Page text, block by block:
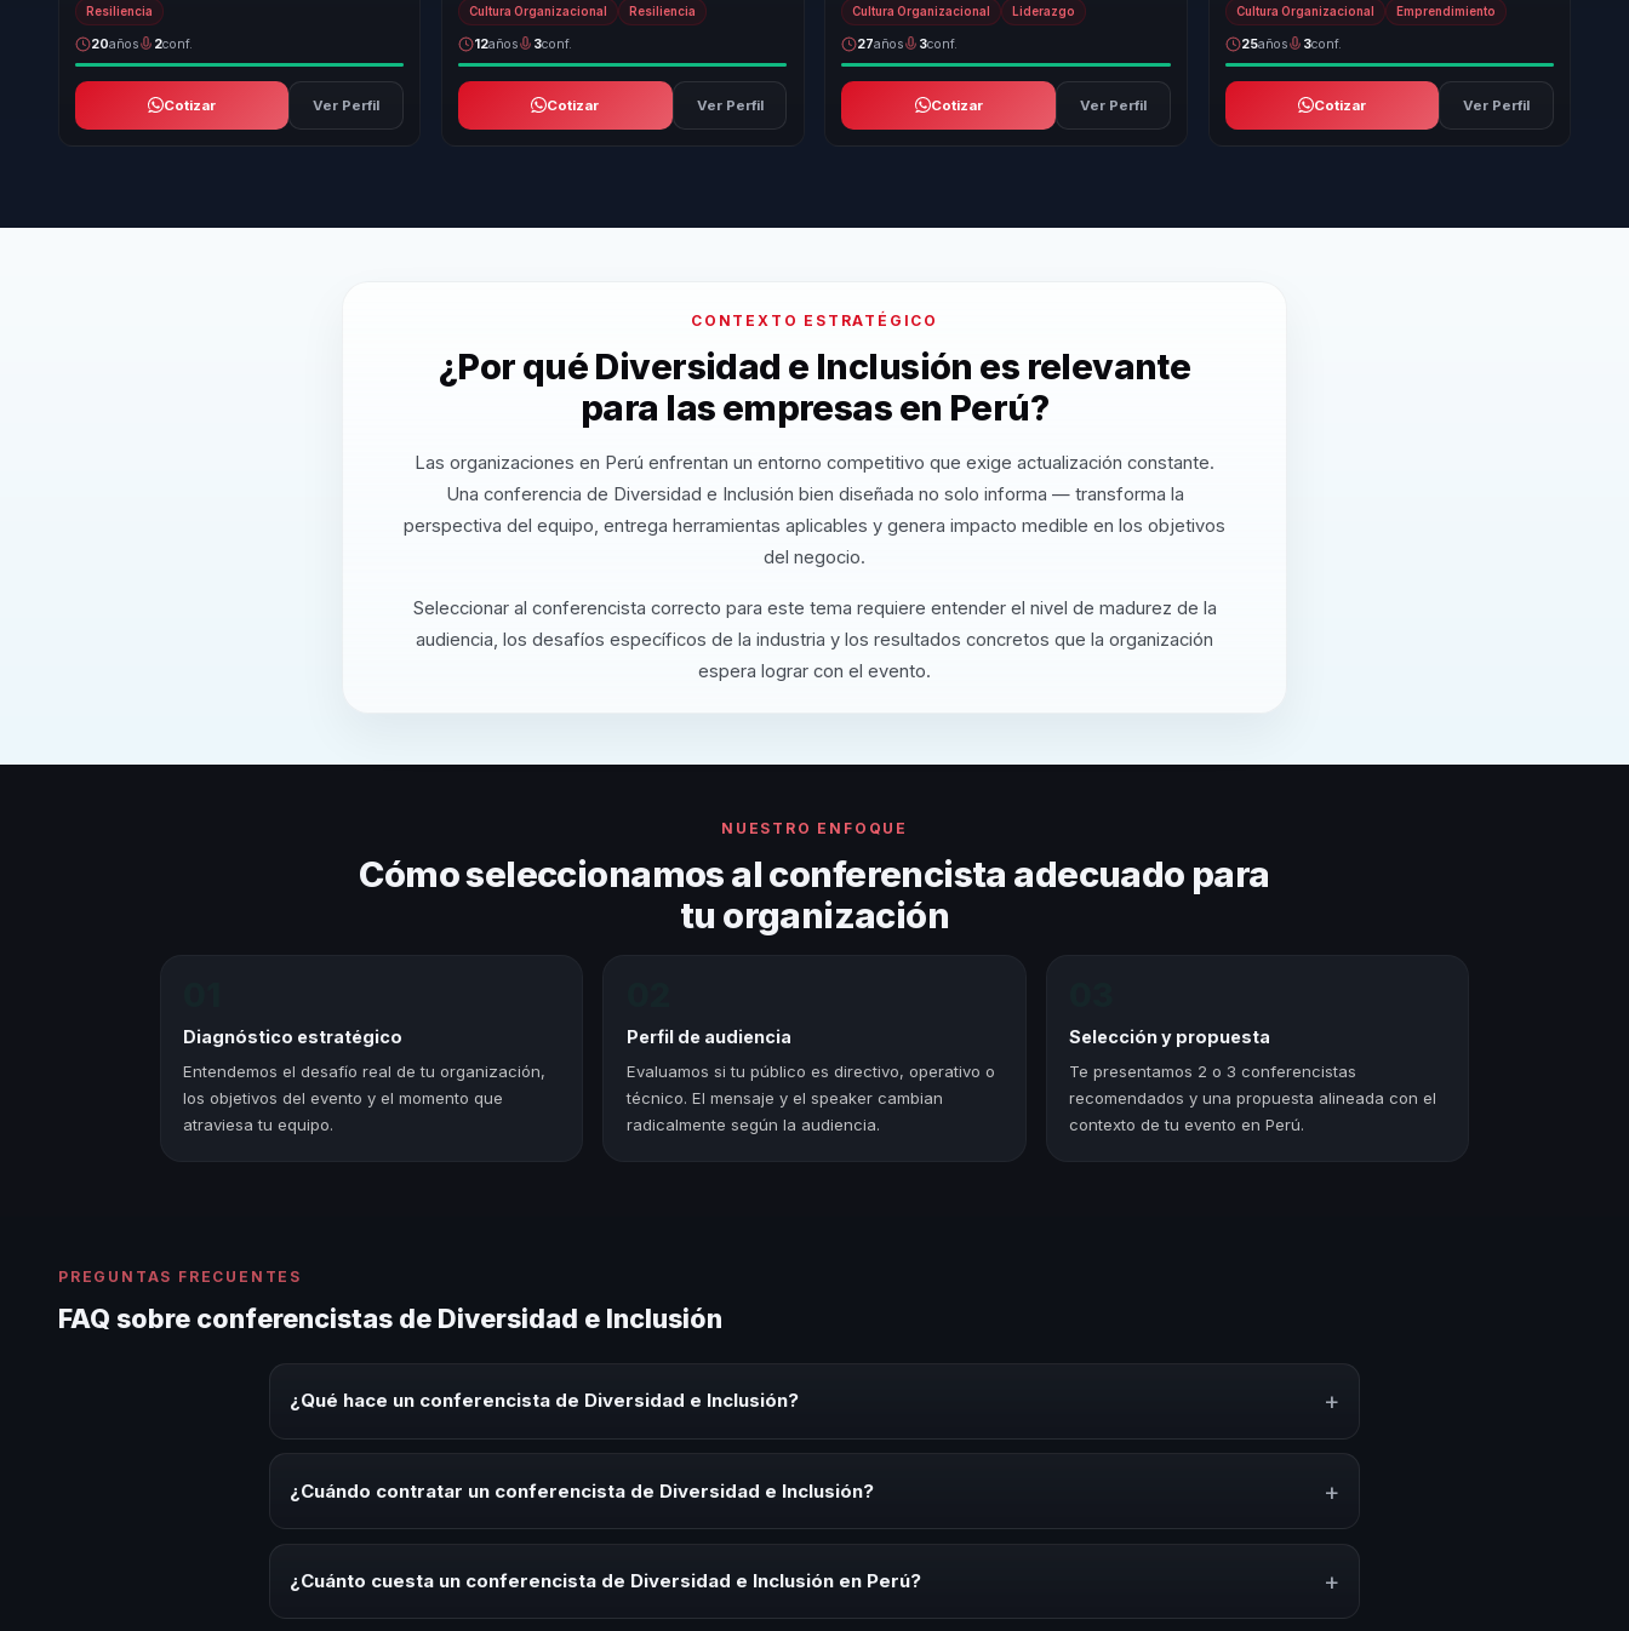
Resiliencia
20años 2conf.
Cotizar Ver Perfil
Cultura Organizacional Resiliencia
12años 3conf.
Cotizar Ver Perfil
Cultura Organizacional Liderazgo
27años 3conf.
Cotizar Ver Perfil
Cultura Organizacional Emprendimiento
25años 3conf.
Cotizar Ver Perfil
CONTEXTO ESTRATÉGICO
¿Por qué Diversidad e Inclusión es relevante
para las empresas en Perú?
Las organizaciones en Perú enfrentan un entorno competitivo que exige actualización constante.
Una conferencia de Diversidad e Inclusión bien diseñada no solo informa — transforma la
perspectiva del equipo, entrega herramientas aplicables y genera impacto medible en los objetivos
del negocio.
Seleccionar al conferencista correcto para este tema requiere entender el nivel de madurez de la
audiencia, los desafíos específicos de la industria y los resultados concretos que la organización
espera lograr con el evento.
NUESTRO ENFOQUE
Cómo seleccionamos al conferencista adecuado para
tu organización
Diagnóstico estratégico
Entendemos el desafío real de tu organización,
los objetivos del evento y el momento que
atraviesa tu equipo.
Perfil de audiencia
Evaluamos si tu público es directivo, operativo o
técnico. El mensaje y el speaker cambian
radicalmente según la audiencia.
Selección y propuesta
Te presentamos 2 o 3 conferencistas
recomendados y una propuesta alineada con el
contexto de tu evento en Perú.
PREGUNTAS FRECUENTES
FAQ sobre conferencistas de Diversidad e Inclusión
¿Qué hace un conferencista de Diversidad e Inclusión? +
audiencia.
¿Cuándo contratar un conferencista de Diversidad e Inclusión? +
¿Cuánto cuesta un conferencista de Diversidad e Inclusión en Perú? +